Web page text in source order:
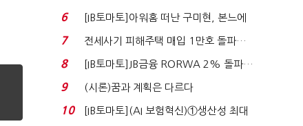
비 0.2% 감소...
6
[IB토마토]아워홈 떠난 구미현, 본느에
340억 베팅…가...
7
전세사기 피해주택 매입 1만호 돌파…
누적 피해자 4만2...
8
[IB토마토]JB금융 RORWA 2% 돌파…
실적 견인은 은행 ...
9 (시론)꿈과 계획은 다르다
10
[IB토마토](AI 보험혁신)①생산성 최대